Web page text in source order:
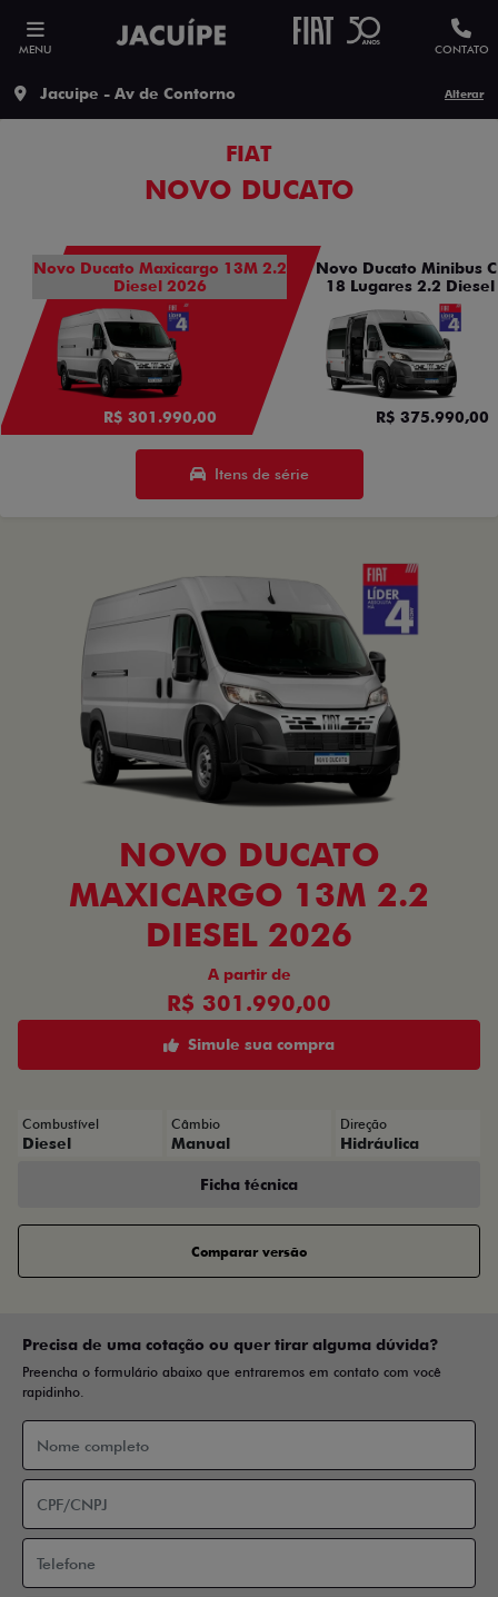
MENU CONTATO
Jacuipe - Av de Contorno Alterar
FIAT
NOVO DUCATO
Novo Ducato Maxicargo 13M 2.2
Diesel 2026
R$ 301.990,00
Novo Ducato Minibus
18 Lugares 2.2
R$ 375.990,00
Itens de série
NOVO DUCATO
MAXICARGO 13M 2.2
DIESEL 2026
A partir de
R$ 301.990,00
Simule sua compra
Combustível
Diesel
Câmbio
Manual
Direção
Hidráulica
Ficha técnica
Comparar versão
Precisa de uma cotação ou quer tirar alguma dúvida?
Preencha o formulário abaixo que entraremos em contato com você
rapidinho.